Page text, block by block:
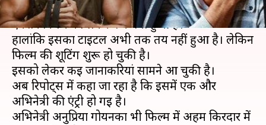
दर्शकों में लंबे समय से ऋतिक रोशन और टाइगर श्रॉफ की
एक्शन फिल्म को लेकर बज बना हुआ है।
हालांकि इसका टाइटल अभी तक तय नहीं हुआ है। लेकिन
फिल्म की शूटिंग शुरू हो चुकी है।
इसको लेकर कई जानाकरियां सामने आ चुकी है।
अब रिपोर्ट्स में कहा जा रहा है कि इसमें एक और
अभिनेत्री की एंट्री हो गई है।
अभिनेत्री अनुप्रिया गोयनका भी फिल्म में अहम किरदार में